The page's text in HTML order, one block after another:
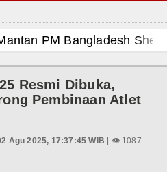
WIB
00.00 WIB
Tarutung
Resmi Dibuka,
Pembinaan Atlet
Agu 2025, 17:37:45 WIB | 👁 1087